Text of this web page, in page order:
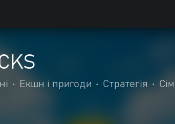
• Екшн і пригоди • Стратегія •